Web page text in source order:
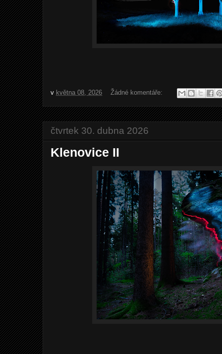
v května 08, 2026 Žádné komentáře:
čtvrtek 30. dubna 2026
Klenovice II